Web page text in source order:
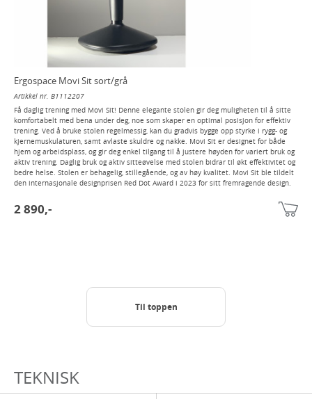
Ergospace Movi Sit sort/grå
Artikkel nr. B1112207
Få daglig trening med Movi Sit! Denne elegante stolen gir deg muligheten til å sitte
komfortabelt med bena under deg, noe som skaper en optimal posisjon for effektiv
trening. Ved å bruke stolen regelmessig, kan du gradvis bygge opp styrke i rygg- og
kjernemuskulaturen, samt avlaste skuldre og nakke. Movi Sit er designet for både
hjem og arbeidsplass, og gir deg enkel tilgang til å justere høyden for variert bruk og
aktiv trening. Daglig bruk og aktiv sitteøvelse med stolen bidrar til økt effektivitet og
bedre helse. Stolen er behagelig, stillegående, og av høy kvalitet. Movi Sit ble tildelt
den internasjonale designprisen Red Dot Award i 2023 for sitt fremragende design.
2 890,-
Til toppen
TEKNISK